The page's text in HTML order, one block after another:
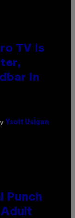
TV Is
In
Ysolt Usigan
Punch
Adult